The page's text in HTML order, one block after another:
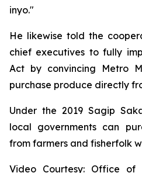
inyo."
He likewise told the
chief executives to fully
Act by convincing Metro
purchase produce directly
Under the 2019 Sagip
local governments can
from farmers and fisherfolk
Video Courtesy: Office of